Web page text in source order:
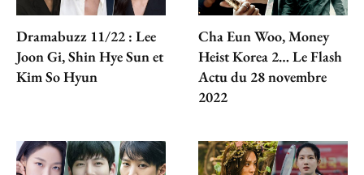
Dramabuzz 11/22 : Lee
Joon Gi, Shin Hye Sun et
Kim So Hyun
Cha Eun Woo, Money
Heist Korea 2… Le Flash
Actu du 28 novembre
2022